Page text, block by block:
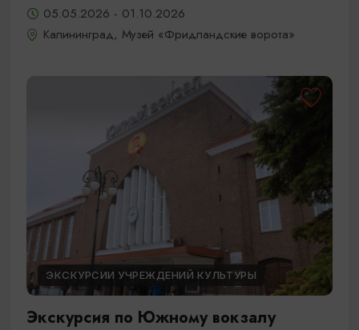
05.05.2026 - 01.10.2026
Калининград, Музей «Фридландские ворота»
ЭКСКУРСИИ УЧРЕЖДЕНИЙ КУЛЬТУРЫ
Экскурсия по Южному вокзалу